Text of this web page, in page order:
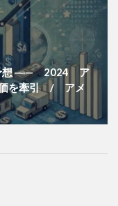
予想 ―— 2024 ア
価を牽引 / アメ